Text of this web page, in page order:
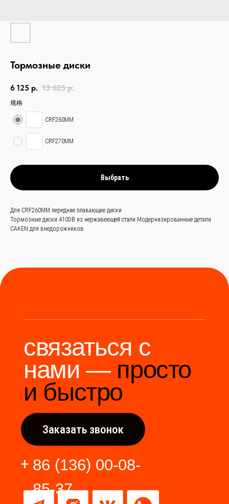
Тормозные диски
6 125 р. 13 625 р.
规格
CRF260MM
CRF270MM
Выбрать
Для CRF260MM передние плавающие диски
Тормозные диски 410DB из нержавеющей стали Модернизированные детали
CAKEN для внедорожников
связаться с
нами —
и быстро
Разработка сайта
Заказать звонок
86 (136) 00-08-
85-37
+